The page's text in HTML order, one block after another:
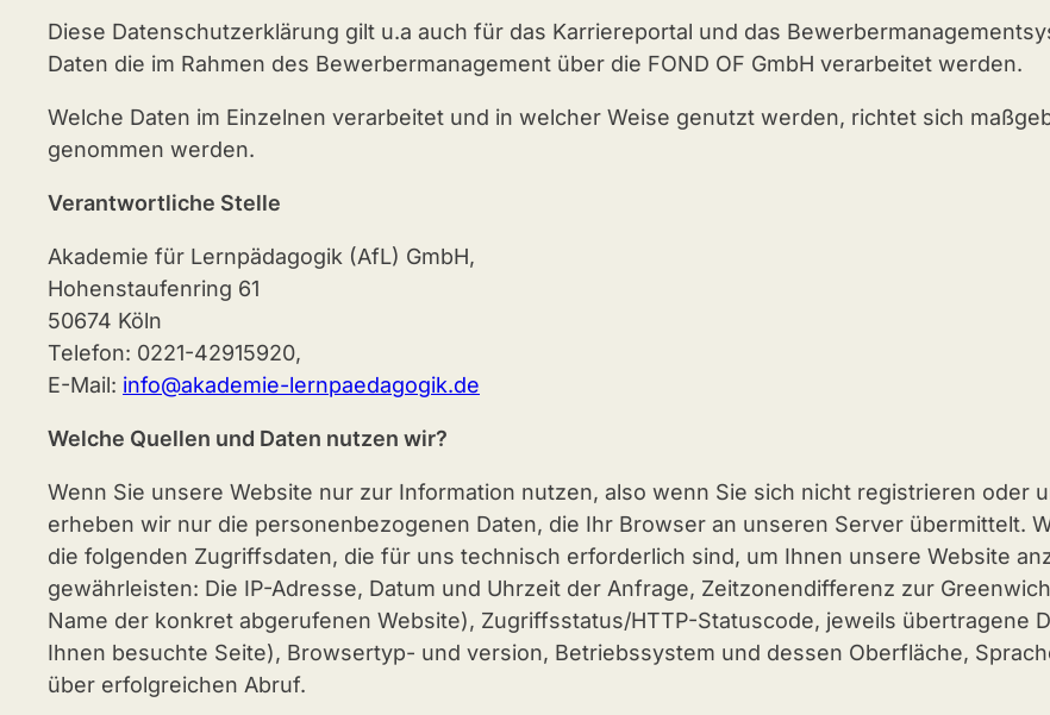
Diese Datenschutzerklärung gilt u.a auch für das Karriereportal und das
Daten die im Rahmen des Bewerbermanagement über die FOND OF GmbH verarbeitet werden.
Welche Daten im Einzelnen verarbeitet und in welcher Weise genutzt werden, richtet sich
genommen werden.
Verantwortliche Stelle
Akademie für Lernpädagogik (AfL) GmbH,
Hohenstaufenring 61
50674 Köln
Telefon: 0221-42915920,
E-Mail: info@akademie-lernpaedagogik.de
Welche Quellen und Daten nutzen wir?
Wenn Sie unsere Website nur zur Information nutzen, also wenn Sie sich nicht registrieren oder
erheben wir nur die personenbezogenen Daten, die Ihr Browser an unseren Server übermittelt.
die folgenden Zugriffsdaten, die für uns technisch erforderlich sind, um Ihnen unsere Website
gewährleisten: Die IP-Adresse, Datum und Uhrzeit der Anfrage, Zeitzonendifferenz zur
Name der konkret abgerufenen Website), Zugriffsstatus/HTTP-Statuscode, jeweils übertragene
Ihnen besuchte Seite), Browsertyp- und version, Betriebssystem und dessen Oberfläche,
über erfolgreichen Abruf.